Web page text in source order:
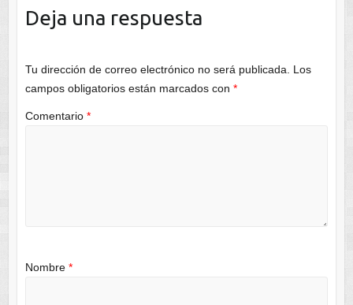
Deja una respuesta
Tu dirección de correo electrónico no será publicada.
Los
campos obligatorios están marcados con *
Comentario *
Nombre *